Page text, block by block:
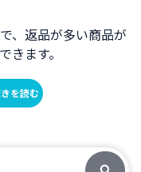
、返品が多い商品が
きます。
を読む